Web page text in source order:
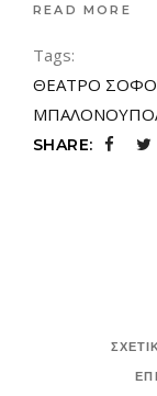
READ MORE
Tags:
ΘΕΑΤΡΟ
SHARE: